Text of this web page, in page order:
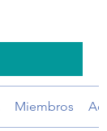
Miembros